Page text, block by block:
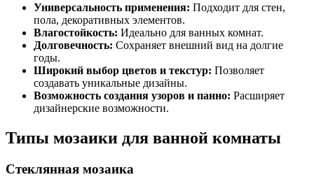
Универсальность применения: Подходит для стен,
пола, декоративных элементов.
Влагостойкость: Идеально для ванных комнат.
Долговечность: Сохраняет внешний вид на долгие
годы.
Широкий выбор цветов и текстур: Позволяет
создавать уникальные дизайны.
Возможность создания узоров и панно: Расширяет
дизайнерские возможности.
Типы мозаики для ванной комнаты
Стеклянная мозаика